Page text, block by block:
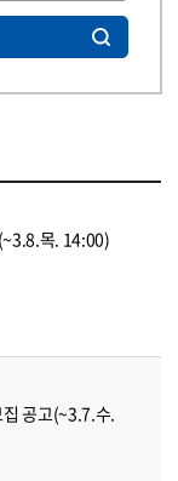
목. 14:00)
공고(~3.7.수.